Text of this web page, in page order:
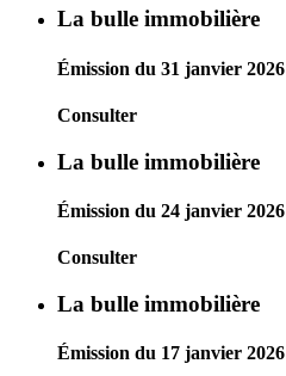
La bulle immobilière
Émission du 31 janvier 2026
Consulter
La bulle immobilière
Émission du 24 janvier 2026
Consulter
La bulle immobilière
Émission du 17 janvier 2026